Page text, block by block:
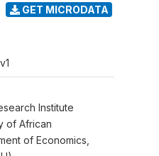
GET MICRODATA
Institute
of African
of Economics,